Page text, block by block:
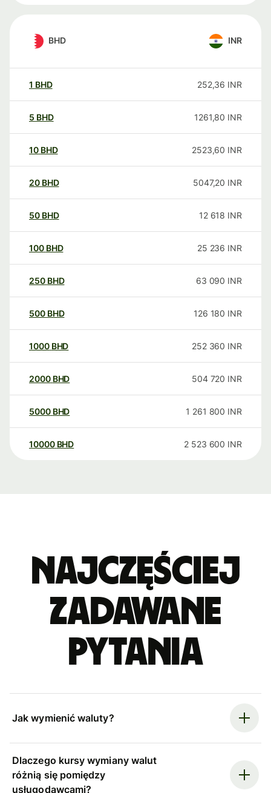
BHD INR
1 BHD 252,36 INR
5 BHD 1261,80 INR
10 BHD 2523,60 INR
20 BHD 5047,20 INR
50 BHD 12 618 INR
100 BHD 25 236 INR
250 BHD 63 090 INR
500 BHD 126 180 INR
1000 BHD 252 360 INR
2000 BHD 504 720 INR
5000 BHD 1 261 800 INR
10000 BHD 2 523 600 INR
Najczęściej
zadawane
pytania
Jak wymienić waluty?
Dlaczego kursy wymiany walut
różnią się pomiędzy
usługodawcami?